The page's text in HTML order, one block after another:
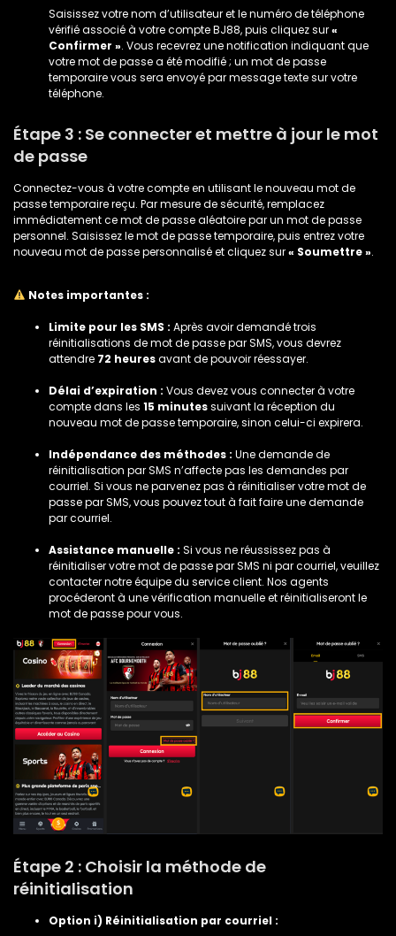
Saisissez votre nom d’utilisateur et le numéro de téléphone
vérifié associé à votre compte BJ88, puis cliquez sur«
Confirmer ». Vous recevrez une notification indiquant que
votre mot de passe a été modifié ; un mot de passe
temporaire vous sera envoyé par message texte sur votre
téléphone.
Étape 3 : Se connecter et mettre à jour le mot
de passe
Connectez-vous à votre compte en utilisant le nouveau mot de
passe temporaire reçu. Par mesure de sécurité, remplacez
immédiatement ce mot de passe aléatoire par un mot de passe
personnel. Saisissez le mot de passe temporaire, puis entrez votre
nouveau mot de passe personnalisé et cliquez sur« Soumettre ».
Notes importantes :
Limite pour les SMS : Après avoir demandé trois
réinitialisations de mot de passe par SMS, vous devrez
attendre 72 heuresavant de pouvoir réessayer.
Délai d’expiration : Vous devez vous connecter à votre
compte dans les 15 minutessuivant la réception du
nouveau mot de passe temporaire, sinon celui-ci expirera.
Indépendance des méthodes : Une demande de
réinitialisation par SMS n’affecte pas les demandes par
courriel. Si vous ne parvenez pas à réinitialiser votre mot de
passe par SMS, vous pouvez tout à fait faire une demande
par courriel.
Assistance manuelle : Si vous ne réussissez pas à
réinitialiser votre mot de passe par SMS ni par courriel, veuillez
contacter notre équipe du service client. Nos agents
procéderont à une vérification manuelle et réinitialiseront le
mot de passe pour vous.
Étape 2 : Choisir la méthode de
réinitialisation
Option i) Réinitialisation par courriel :